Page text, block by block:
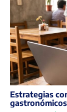
Estrategias
gastronómicos